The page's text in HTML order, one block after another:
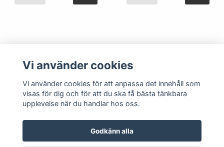
Vi använder cookies
Vi använder cookies för att anpassa det innehåll som
visas för dig och för att du ska få bästa tänkbara
upplevelse när du handlar hos oss.
Godkänn alla